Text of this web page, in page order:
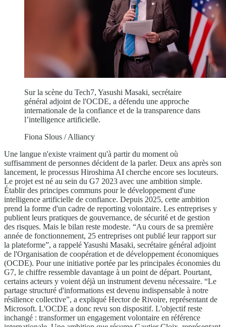
Sur la scène du Tech7, Yasushi Masaki, secrétaire
général adjoint de l'OCDE, a défendu une approche
internationale de la confiance et de la transparence dans
l’intelligence artificielle.
Fiona Slous / Alliancy
Une langue n'existe vraiment qu'à partir du moment où
suffisamment de personnes décident de la parler. Deux ans après son
lancement, le processus Hiroshima AI cherche encore ses locuteurs.
Le projet est né au sein du G7 2023 avec une ambition simple.
Établir des principes communs pour le développement d'une
intelligence artificielle de confiance. Depuis 2025, cette ambition
prend la forme d'un cadre de reporting volontaire. Les entreprises y
publient leurs pratiques de gouvernance, de sécurité et de gestion
des risques. Mais le bilan reste modeste. “Au cours de sa première
année de fonctionnement, 25 entreprises ont publié leur rapport sur
la plateforme”, a rappelé Yasushi Masaki, secrétaire général adjoint
de l'Organisation de coopération et de développement économiques
(OCDE). Pour une initiative portée par les principales économies du
G7, le chiffre ressemble davantage à un point de départ. Pourtant,
certains acteurs y voient déjà un instrument devenu nécessaire. “Le
partage structuré d'informations est devenu indispensable à notre
résilience collective”, a expliqué Hector de Rivoire, représentant de
Microsoft. L'OCDE a donc revu son dispositif. L'objectif reste
inchangé : transformer un engagement volontaire en référence